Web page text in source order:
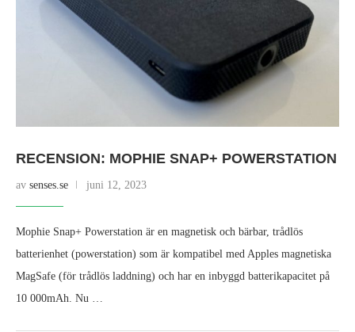
RECENSION: MOPHIE SNAP+ POWERSTATION
av senses.se juni 12, 2023
Mophie Snap+ Powerstation är en magnetisk och bärbar, trådlös
batterienhet (powerstation) som är kompatibel med Apples magnetiska
MagSafe (för trådlös laddning) och har en inbyggd batterikapacitet på
10 000mAh. Nu …